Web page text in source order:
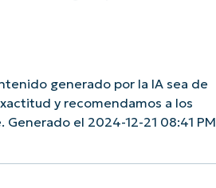
generado por la IA sea de
y recomendamos a los
el 2024-12-21 08:41 PM